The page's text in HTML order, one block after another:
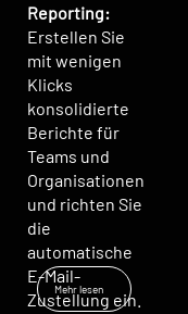
Reporting:
Erstellen Sie
mit wenigen
Klicks
konsolidierte
Berichte für
Teams und
Organisationen
und richten Sie
die
automatische
E-Mail-
Zustellung ein.
Mehr lesen